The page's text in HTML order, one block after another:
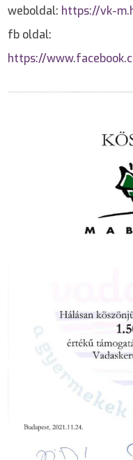
weboldal: https://vk-
fb oldal:
https://